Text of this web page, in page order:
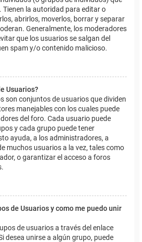
Tienen la autoridad para editar o
abrirlos, moverlos, borrar y separar
Generalmente, los moderadores
que los usuarios se salgan del
spam y/o contenido malicioso.
Usuarios?
son conjuntos de usuarios que dividen
manejables con los cuales puede
del foro. Cada usuario puede
y cada grupo puede tener
ayuda, a los administradores, a
muchos usuarios a la vez, tales como
o garantizar el acceso a foros
de Usuarios y como me puedo unir
de usuarios a través del enlace
desea unirse a algún grupo, puede